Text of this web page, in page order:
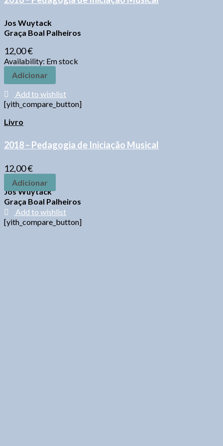
Jos Wuytack
Graça Boal Palheiros
12,00€
Availability: Em stock
Adicionar
Add to wishlist
[yith_compare_button]
Livro
2018 – Pedagogia de Iniciação Musical
12,00€
Adicionar
Jos Wuytack
Graça Boal Palheiros
Add to wishlist
[yith_compare_button]